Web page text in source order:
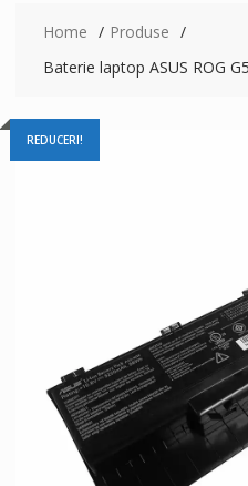
Home
Produse
Baterie laptop ASUS ROG
REDUCERI!